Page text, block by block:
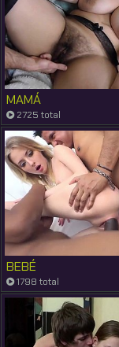
MAMÁ
2725 total
BEBÉ
1798 total